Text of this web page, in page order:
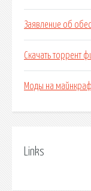
Заявление об
Скачать торрент
Моды на
Links